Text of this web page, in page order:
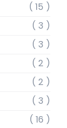
( 15 )
( 3 )
( 3 )
( 2 )
( 2 )
( 3 )
( 16 )